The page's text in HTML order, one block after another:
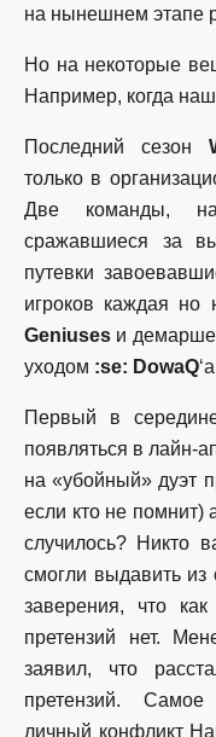
на нынешнем этапе
Но на некоторые
Например, когда
Последний сезон
только в
Две команды, на
сражавшиеся за
путевки
игроков каждая но
Geniuses и
уходом :se: DowaQ
Первый в
появляться в лайн-
на «убойный» дуэт
если кто не помнит)
случилось? Никто
смогли выдавить из
заверения, что
претензий нет.
заявил, что
претензий.
личный конфликт